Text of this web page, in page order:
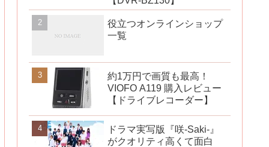
役立つオンラインショップ
一覧
約1万円で画質も最高！
VIOFO A119 購入レビュー
【ドライブレコーダー】
ドラマ実写版『咲-Saki-』
がクオリティ高くて面白